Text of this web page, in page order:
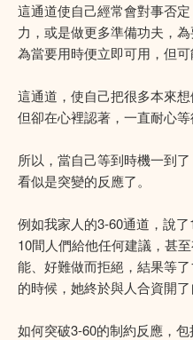
這通道使自己經常會對事否
力，或是做更多準備功夫，
為當要用時便立即可用，但可
這通道，使自己把很多本來
但卻在心裡認著，一直耐心等
所以，當自己等到時機一到
看似是突變的反應了。
例如我家人的3-60通道，說
10間人們給他任何建議，甚
能、好難做而拒絕，結果等
的時候，她終於與人合資開了
如何突破3-60的制約反應，